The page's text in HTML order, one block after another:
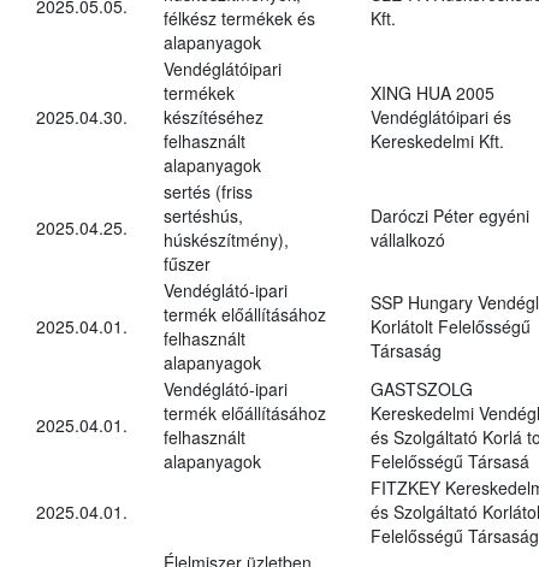
2025.05.05.
félkész termékek és
alapanyagok
Kft.
2025.04.30.
Vendéglátóipari
termékek
készítéséhez
felhasznált
alapanyagok
XING HUA 2005
Vendéglátóipari és
Kereskedelmi Kft.
2025.04.25.
sertés (friss
sertéshús,
húskészítmény),
fűszer
Daróczi Péter egyéni
vállalkozó
2025.04.01.
Vendéglátó-ipari
termék előállításához
felhasznált
alapanyagok
SSP Hungary
Korlátolt Felelősségű
Társaság
2025.04.01.
Vendéglátó-ipari
termék előállításához
felhasznált
alapanyagok
GASTSZOLG
Kereskedelmi
és Szolgáltató Korlá
Felelősségű Társasá
2025.04.01.
FITZKEY
és Szolgáltató
Felelősségű Társaság
Élelmiszer üzletben